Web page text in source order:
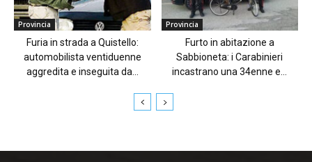
Provincia
Furia in strada a Quistello:
automobilista ventiduenne
aggredita e inseguita da...
Provincia
Furto in abitazione a
Sabbioneta: i Carabinieri
incastrano una 34enne e...